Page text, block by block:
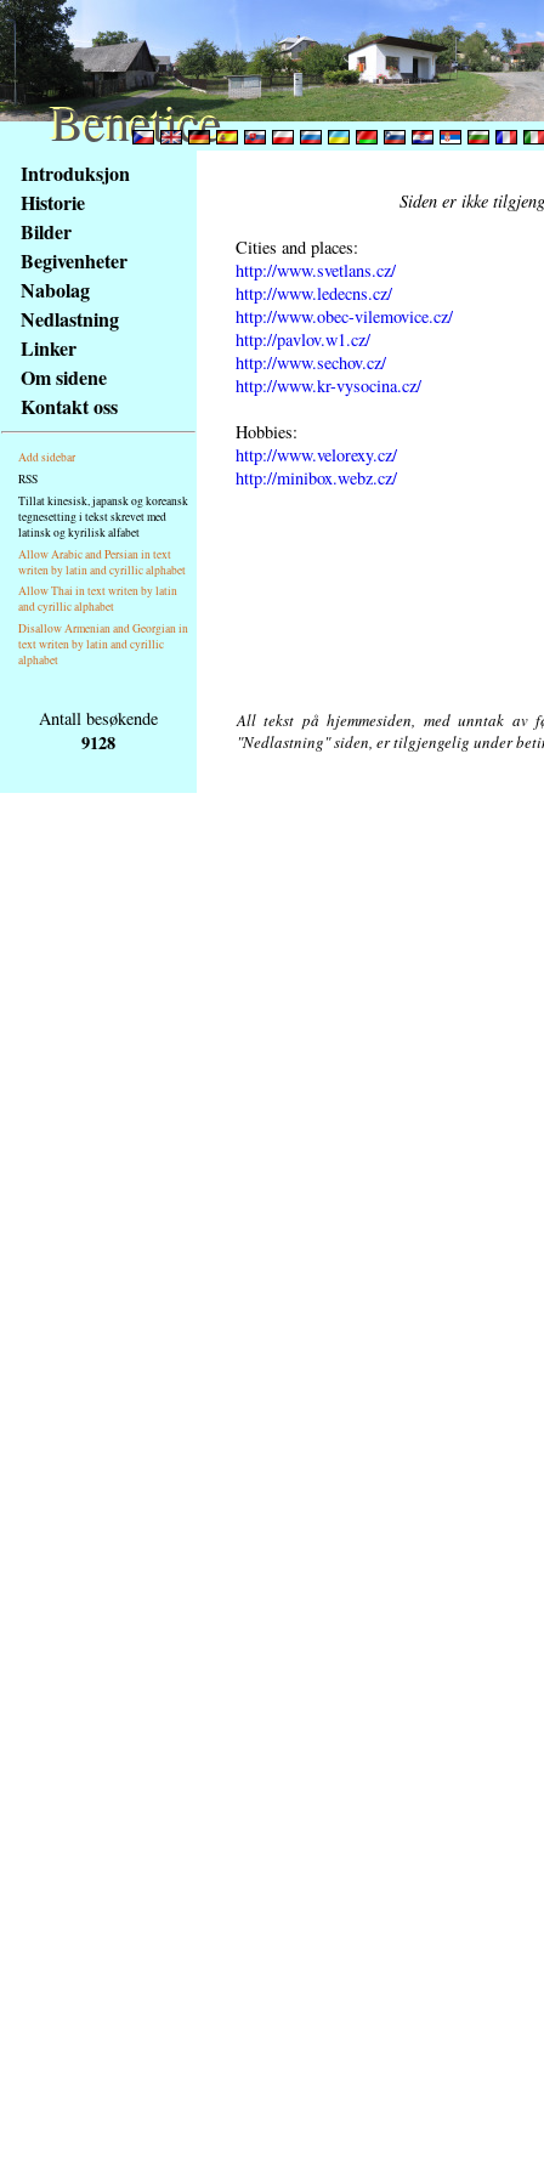
obsah
stránky
Klávesové
zkratky
tomto
webu
základní
Hlavní
strana
Introduksjon
Historie
Bilder
Begivenheter
Nabolag
Nedlastning
Linker
Om sidene
Kontakt oss
Add sidebar
RSS
Tillat kinesisk, japansk og koreansk
tegnesetting i tekst skrevet med
latinsk og kyrilisk alfabet
Allow Arabic and Persian in text
writen by latin and cyrillic alphabet
Allow Thai in text writen by latin
and cyrillic alphabet
Disallow Armenian and Georgian in
text writen by latin and cyrillic
alphabet
Siden er ikke
Cities and places:
http://www.svetlans.cz/
http://www.ledecns.cz/
http://www.obec-vilemovice.cz/
http://pavlov.w1.cz/
http://www.sechov.cz/
http://www.kr-vysocina.cz/
Hobbies:
http://www.velorexy.cz/
http://minibox.webz.cz/
Antall besøkende
9128
All tekst på hjemmesiden, med unntak av
"Nedlastning" siden, er tilgjengelig under
Benetice
Benetice